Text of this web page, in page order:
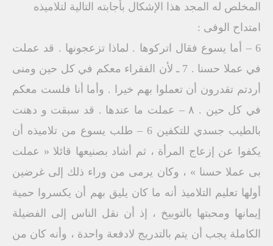
المخلص له المجد هذا الإشكال بأجابته التالية لتلاميذه
امتداح الوفى :
6 – أما يسوع فقال اتركوها . لماذا تزعجونها . قد عملت
في عملا حسنا . 7 ـ لأن الفقراء معكم في كل حين ومنى
أردتم تقدرون أن تعملوا بهم خيرا . وأما أنا فلست معكم
في كل حين . ۸ – عملت ما عندها . قد سبقت و دهنت
بالطيب جسدي للتكفين 6 – طلب يسوع من تلاميذه أن
يكفوا عن إزعاج المرأة ، ثم أشاد بصنيعها قائلا « عملت
بی عملا حسنا » ، وكان يرمى من وراء ذلك إلى غرضين
أولها تعليم التلاميذ أنه ما كان يليق بهم أن يكسروا حمية
إيمانها ومحبتها بالتوبيخ ، إذ أن نقل الناس إلى الفضيلة
الكاملة يجب أن يتم بالتدريج لادفعة واحدة ، وأنه كان من